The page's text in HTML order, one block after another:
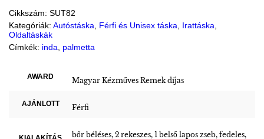
Cikkszám: SUT82
Kategóriák: Autóstáska Férfi és Unisex táska Irattáska
Oldaltáskák
Címkék: inda palmetta
AWARD Magyar Kézműves Remek díjas
AJÁNLOTT Férfi
bőr béléses, 2 rekeszes, 1 belső lapos zseb, fedeles,